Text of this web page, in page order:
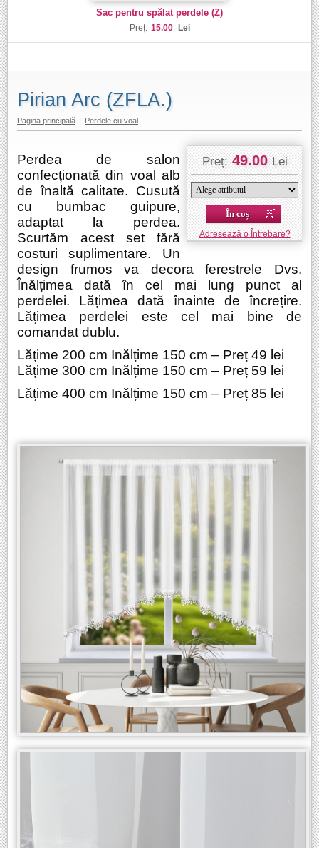
Sac pentru spălat perdele (Z)
Preț: 15.00 Lei
Pirian Arc (ZFLA.)
Pagina principală | Perdele cu voal
Preț: 49.00 Lei
În coș
Adresează o Întrebare?
Perdea de salon
confecționată din voal alb
de înaltă calitate. Cusută
cu bumbac guipure,
adaptat la perdea.
Scurtăm acest set fără
costuri suplimentare. Un
design frumos va decora ferestrele Dvs.
Înălțimea dată în cel mai lung punct al
perdelei. Lățimea dată înainte de încrețire.
Lățimea perdelei este cel mai bine de
comandat dublu.
Lățime 200 cm Inălțime 150 cm – Preț 49 lei
Lățime 300 cm Inălțime 150 cm – Preț 59 lei
Lățime 400 cm Inălțime 150 cm – Preț 85 lei